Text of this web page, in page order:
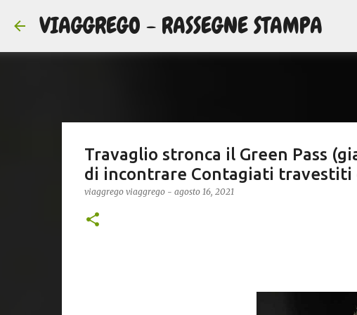
VIAGGREGO - RASSEGNE STAMPA
Travaglio stronca il Green Pass
di incontrare Contagiati travestiti
viaggrego viaggrego - agosto 16, 2021